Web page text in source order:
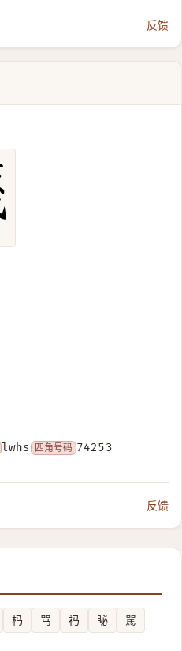
反馈
lwhs 四角号码 74253
反馈
杩 骂 祃 䀣
駡